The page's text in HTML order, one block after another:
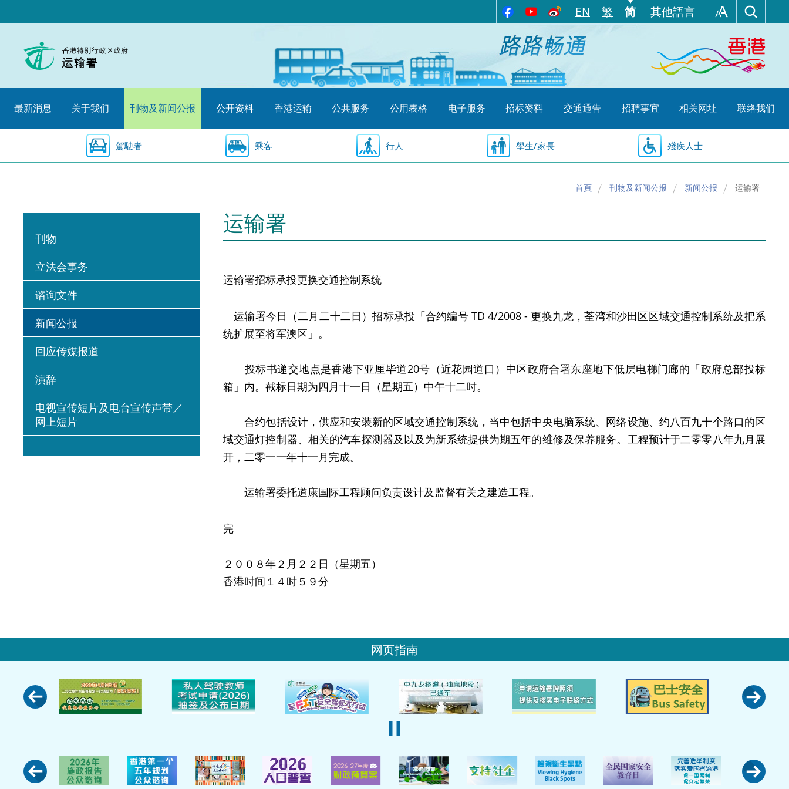
至
始
EN 繁 简 其他語言
最新消息 关于我们 刊物及新闻公报 公开资料 香港运输 公共服务 公用表格 电子服务 招标资料 交通通告 招聘事宜 相关网址 联络我们
駕駛者 乘客 行人 學生/家長 殘疾人士
首頁 刊物及新闻公报 新闻公报 运输署
刊物
立法会事务
谘询文件
新闻公报
回应传媒报道
演辞
电视宣传短片及电台宣传声带／
网上短片
运输署
运输署招标承投更换交通控制系统
运输署今日（二月二十二日）招标承投「合约编号 TD 4/2008 - 更换九龙，荃湾和沙田区区域交通控制系统及把系
统扩展至将军澳区」。
投标书递交地点是香港下亚厘毕道20号（近花园道口）中区政府合署东座地下低层电梯门廊的「政府总部投标
箱」内。截标日期为四月十一日（星期五）中午十二时。
合约包括设计，供应和安装新的区域交通控制系统，当中包括中央电脑系统、网络设施、约八百九十个路口的区
域交通灯控制器、相关的汽车探测器及以及为新系统提供为期五年的维修及保养服务。工程预计于二零零八年九月展
开，二零一一年十一月完成。
运输署委托道康国际工程顾问负责设计及监督有关之建造工程。
完
２００８年２月２２日（星期五）
香港时间１４时５９分
网页指南